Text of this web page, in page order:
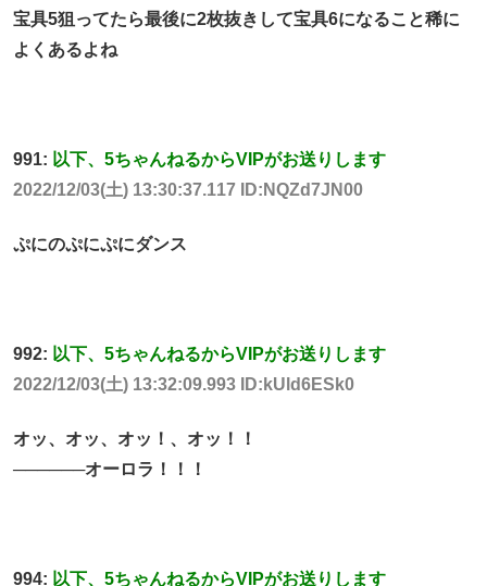
宝具5狙ってたら最後に2枚抜きして宝具6になること稀に
よくあるよね
991: 以下、5ちゃんねるからVIPがお送りします
2022/12/03(土) 13:30:37.117 ID:NQZd7JN00
ぷにのぷにぷにダンス
992: 以下、5ちゃんねるからVIPがお送りします
2022/12/03(土) 13:32:09.993 ID:kUld6ESk0
オッ、オッ、オッ！、オッ！！
──────オーロラ！！！
994: 以下、5ちゃんねるからVIPがお送りします